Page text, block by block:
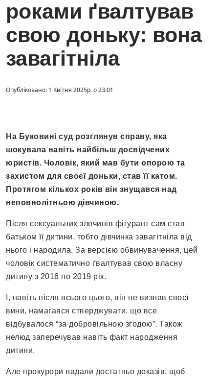
роками ґвалтував
свою доньку: вона
завагітніла
Опубліковано: 1 Квітня 2025р. о 23:01
На Буковині суд розглянув справу, яка
шокувала навіть найбільш досвідчених
юристів. Чоловік, який мав бути опорою та
захистом для своєї доньки, став її катом.
Протягом кількох років він знущався над
неповнолітньою дівчиною.
Після сексуальних злочинів фігурант сам став
батьком її дитини, тобто дівчинка завагітніла від
нього і народила. За версією обвинувачення, цей
чоловік систематично ґвалтував свою власну
дитину з 2016 по 2019 рік.
І, навіть після всього цього, він не визнав своєї
вини, намагався стверджувати, що все
відбувалося “за добровільною згодою”. Також
нелюд заперечував навіть факт народження
дитини.
Але прокурори надали достатньо доказів, щоб